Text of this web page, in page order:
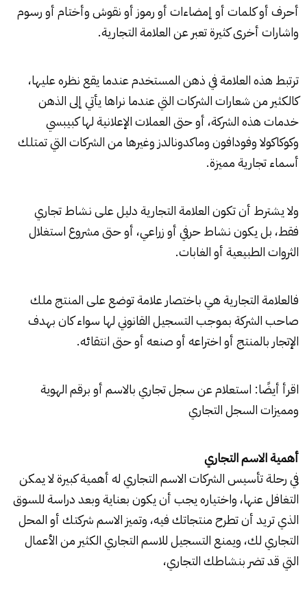
أحرف أو كلمات أو إمضاءات أو رموز أو نقوش وأختام أو رسوم
واشارات أخرى كثيرة تعبر عن العلامة التجارية.
ترتبط هذه العلامة في ذهن المستخدم عندما يقع نظره عليها،
كالكثير من شعارات الشركات التي عندما نراها يأتي إلى الذهن
خدمات هذه الشركة، أو حتى العملات الإعلانية لها كبيبسي
وكوكاكولا وفودافون وماكدونالدز وغيرها من الشركات التي تمتلك
أسماء تجارية مميزة.
ولا يشترط أن تكون العلامة التجارية دليل على نشاط تجاري
فقط، بل يكون نشاط حرفي أو زراعي، أو حتى مشروع استغلال
الثروات الطبيعية أو الغابات.
فالعلامة التجارية هي باختصار علامة توضع على المنتج ملك
صاحب الشركة بموجب التسجيل القانوني لها سواء كان بهدف
الإتجار بالمنتج أو اختراعه أو صنعه أو حتى انتقائه.
اقرأ أيضًا: استعلام عن سجل تجاري بالاسم أو برقم الهوية
ومميزات السجل التجاري
أهمية الاسم التجاري
في رحلة تأسيس الشركات الاسم التجاري له أهمية كبيرة لا يمكن
التغافل عنها، واختياره يجب أن يكون بعناية وبعد دراسة للسوق
الذي تريد أن تطرح منتجاتك فيه، وتميز الاسم شركتك أو المحل
التجاري لك، ويمنع التسجيل للاسم التجاري الكثير من الأعمال
التي قد تضر بنشاطك التجاري،